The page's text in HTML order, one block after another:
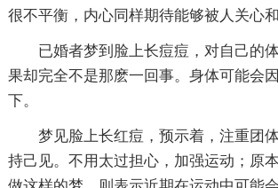
很不平衡，内心同样期待能够被人关心和
已婚者梦到脸上长痘痘，对自己的
果却完全不是那麽一回事。身体可能会
下。
梦见脸上长红痘，预示着，注重团体
持己见。不用太过担心，加强运动；原